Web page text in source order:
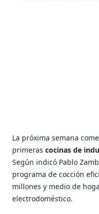
La próxima semana
primeras cocinas de
Según indicó Pablo
programa de cocción
millones y medio de
electrodoméstico.